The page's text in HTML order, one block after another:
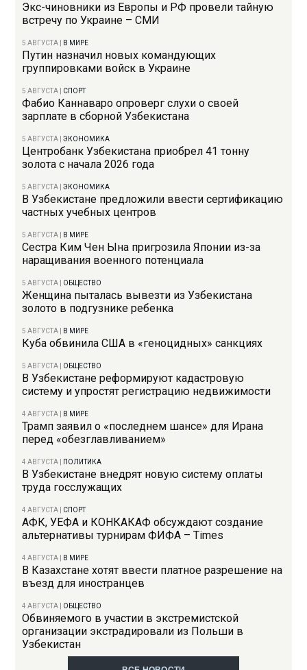
Экс-чиновники из Европы и РФ провели тайную
встречу по Украине – СМИ
5 АВГУСТА В МИРЕ
Путин назначил новых командующих
группировками войск в Украине
5 АВГУСТА СПОРТ
Фабио Каннаваро опроверг слухи о своей
зарплате в сборной Узбекистана
5 АВГУСТА |ЭКОНОМИКА
Центробанк Узбекистана приобрел 41 тонну
золота с начала 2026 года
5 АВГУСТА |ЭКОНОМИКА
В Узбекистане предложили ввести сертификацию
частных учебных центров
5 АВГУСТА В МИРЕ
Сестра Ким Чен Ына пригрозила Японии из-за
наращивания военного потенциала
5 АВГУСТА ОБЩЕСТВО
Женщина пыталась вывезти из Узбекистана
золото в подгузнике ребенка
5 АВГУСТА В МИРЕ
Куба обвинила США в «геноцидных» санкциях
5 АВГУСТА ОБЩЕСТВО
В Узбекистане реформируют кадастровую
систему и упростят регистрацию недвижимости
4 АВГУСТА В МИРЕ
Трамп заявил о «последнем шансе» для Ирана
перед «обезглавливанием»
4 АВГУСТА ПОЛИТИКА
В Узбекистане внедрят новую систему оплаты
труда госслужащих
4 АВГУСТА СПОРТ
АФК, УЕФА и КОНКАКАФ обсуждают создание
альтернативы турнирам ФИФА – Times
4 АВГУСТА В МИРЕ
В Казахстане хотят ввести платное разрешение на
въезд для иностранцев
4 АВГУСТА ОБЩЕСТВО
Обвиняемого в участии в экстремистской
организации экстрадировали из Польши в
Узбекистан